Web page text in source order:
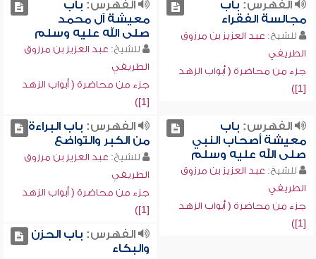
الفهرس: باب
مجالسة الفقراء
للشيخ: عبد العزيز بن مرزوق
الطريفي
جزء من محاضرة ( أبواب الزهد
[1])
الفهرس: باب
معيشة آل محمد
صلى الله عليه وسلم
للشيخ: عبد العزيز بن مرزوق
الطريفي
جزء من محاضرة ( أبواب الزهد
[1])
الفهرس: باب
معيشة أصحاب النبي
صلى الله عليه وسلم
للشيخ: عبد العزيز بن مرزوق
الطريفي
جزء من محاضرة ( أبواب الزهد
[1])
الفهرس: باب البراءة
من الكبر والتواضع
للشيخ: عبد العزيز بن مرزوق
الطريفي
جزء من محاضرة ( أبواب الزهد
[1])
الفهرس: باب الحزن
والبكاء